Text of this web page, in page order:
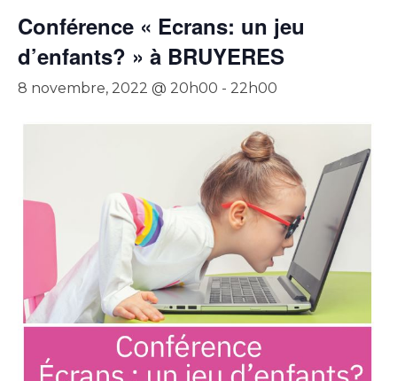
Conférence « Ecrans: un jeu
d’enfants? » à BRUYERES
8 novembre, 2022 @ 20h00 - 22h00